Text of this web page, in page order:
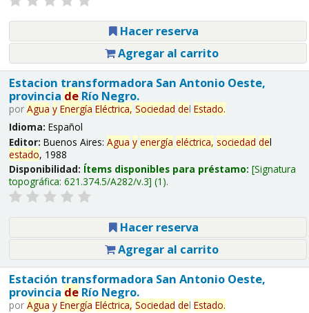
Hacer reserva
Agregar al carrito
Estacion transformadora San Antonio Oeste,
provincia deRío Negro.
por Agua y Energía Eléctrica, Sociedad del Estado.
Idioma: Español
Editor: Buenos Aires: Agua y energía eléctrica, sociedad del
estado, 1988
Disponibilidad: Ítems disponibles para préstamo: Signatura
topográfica: 621.374.5/A282/v.3 (1).
Hacer reserva
Agregar al carrito
Estación transformadora San Antonio Oeste,
provincia deRío Negro.
por Agua y Energía Eléctrica, Sociedad del Estado.